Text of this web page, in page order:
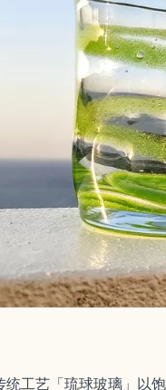
统工艺「琉球玻璃」以